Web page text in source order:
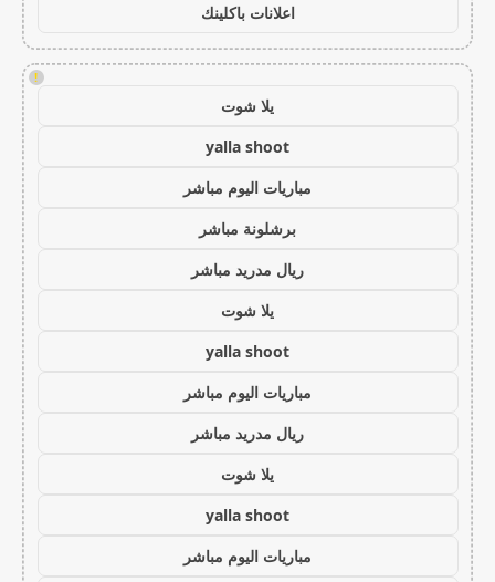
اعلانات باكلينك
!
يلا شوت
yalla shoot
مباريات اليوم مباشر
برشلونة مباشر
ريال مدريد مباشر
يلا شوت
yalla shoot
مباريات اليوم مباشر
ريال مدريد مباشر
يلا شوت
yalla shoot
مباريات اليوم مباشر